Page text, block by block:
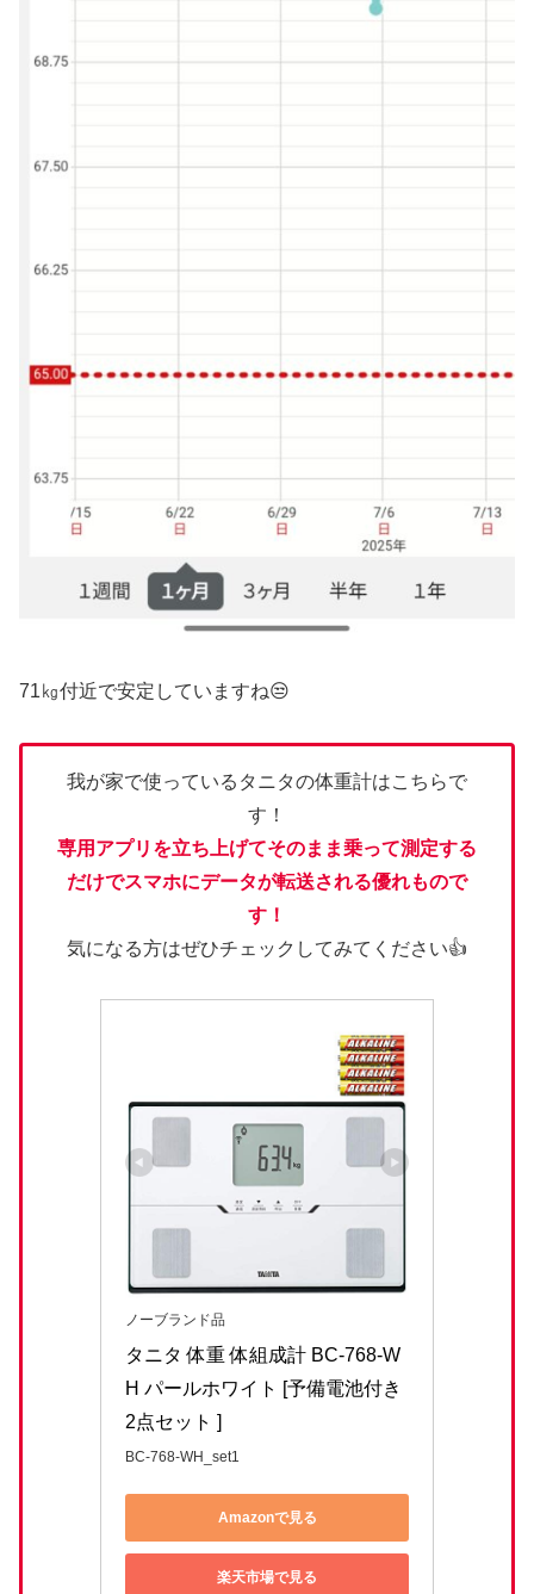
71㎏付近で安定していますね😒
我が家で使っているタニタの体重計はこちらで
す！
専用アプリを立ち上げてそのまま乗って測定する
だけでスマホにデータが転送される優れもので
す！
気になる方はぜひチェックしてみてください👍
ノーブランド品
タニタ 体重 体組成計 BC-768-W
H パールホワイト [予備電池付き
2点セット ]
BC-768-WH_set1
Amazonで見る
楽天市場で見る